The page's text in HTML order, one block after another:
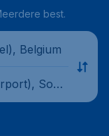
best.
Belgium
Sout